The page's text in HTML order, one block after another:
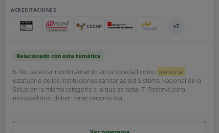
ACREDITACIONES
+7
Relacionado con esta temática
6- No ostentar nombramiento en propiedad como personal
estatuario de las instituciones sanitarias del Sistema Nacional de la
Salud en la misma categoría a la que se opta. 7- Reserva para
minusválidos: deben tener reconocida...